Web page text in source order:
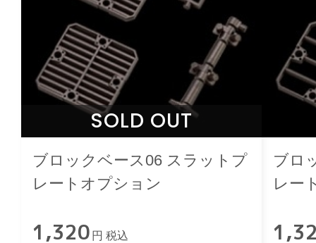
SOLD OUT
ブロックベース06 スラットプ
レートオプション
1,320 円 税込
ブロ
レー